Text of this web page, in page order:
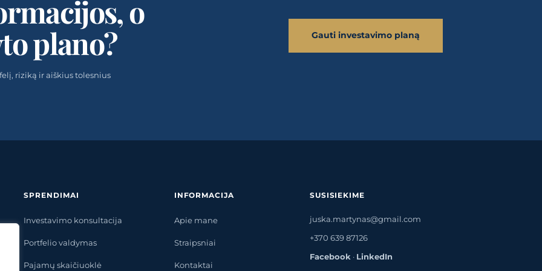
o
plano?
riziką ir aiškius tolesnius
Gauti investavimo planą
SPRENDIMAI
Investavimo konsultacija
Portfelio valdymas
Pajamų skaičiuoklė
INFORMACIJA
Apie mane
Straipsniai
Kontaktai
SUSISIEKIME
juska.martynas@gmail.com
+370 639 87126
Facebook · LinkedIn